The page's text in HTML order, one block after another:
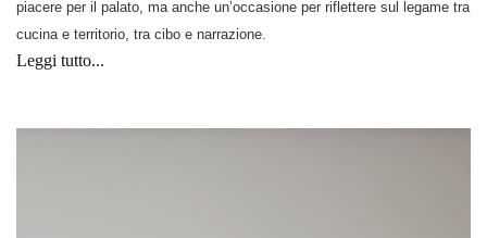
piacere per il palato, ma anche un’occasione per riflettere sul legame tra
cucina e territorio, tra cibo e narrazione.
Leggi tutto...